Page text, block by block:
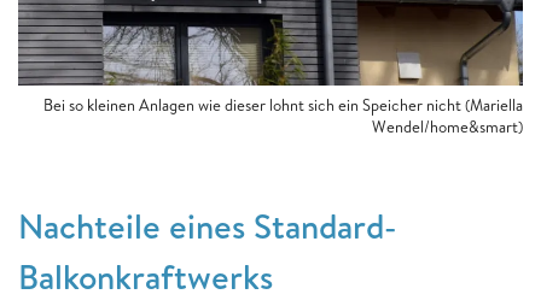
Bei so kleinen Anlagen wie dieser lohnt sich ein Speicher nicht (Mariella
Wendel/home&smart)
Nachteile eines Standard-
Balkonkraftwerks